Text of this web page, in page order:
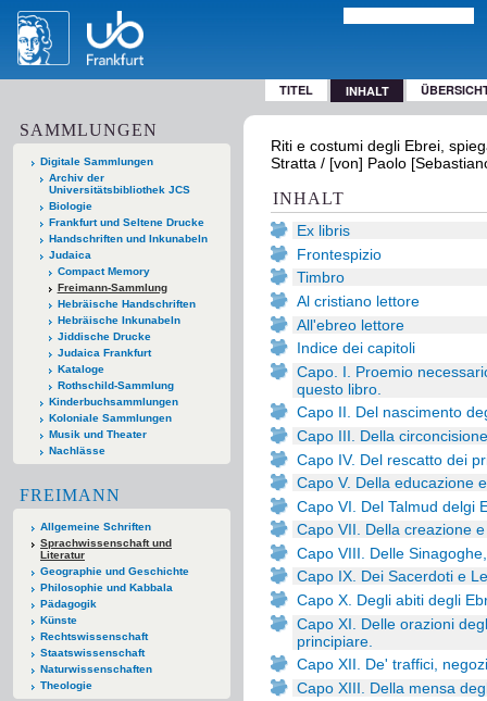
TITEL INHALT
SAMMLUNGEN
Digitale Sammlungen
Archiv der
Universitätsbibliothek JCS
Biologie
Frankfurt und Seltene Drucke
Handschriften und Inkunabeln
Judaica
Compact Memory
Freimann-Sammlung
Hebräische Handschriften
Hebräische Inkunabeln
Jiddische Drucke
Judaica Frankfurt
Kataloge
Rothschild-Sammlung
Kinderbuchsammlungen
Koloniale Sammlungen
Musik und Theater
Nachlässe
FREIMANN
Allgemeine Schriften
Sprachwissenschaft und
Literatur
Geographie und Geschichte
Philosophie und Kabbala
Pädagogik
Künste
Rechtswissenschaft
Staatswissenschaft
Naturwissenschaften
Theologie
Riti e costumi degli Ebrei,
Stratta / [von] Paolo
INHALT
Ex libris
Frontespizio
Timbro
Al cristiano lettore
All'ebreo lettore
Indice dei capitoli
Capo. I. Proemio
questo libro.
Capo II. Del nascimento
Capo III. Della
Capo IV. Del rescatto dei
Capo V. Della educazione
Capo VI. Del Talmud delgi
Capo VII. Della creazione
Capo VIII. Delle
Capo IX. Dei Sacerdoti e
Capo X. Degli abiti degli
Capo XI. Delle orazioni
principiare.
Capo XII. De' traffici,
Capo XIII. Della mensa